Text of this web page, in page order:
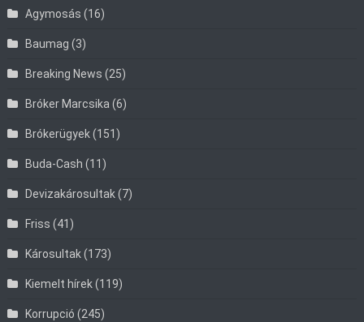
Agymosás (16)
Baumag (3)
Breaking News (25)
Bróker Marcsika (6)
Brókerügyek(151)
Buda-Cash (11)
Devizakárosultak(7)
Friss (41)
Károsultak(173)
Kiemelt hírek(119)
Korrupció (245)